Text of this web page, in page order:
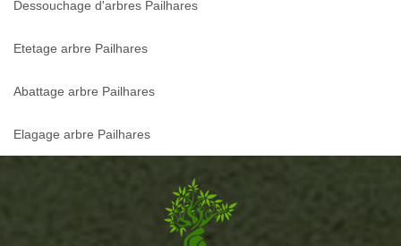
Dessouchage d'arbres Pailhares
Etetage arbre Pailhares
Abattage arbre Pailhares
Elagage arbre Pailhares